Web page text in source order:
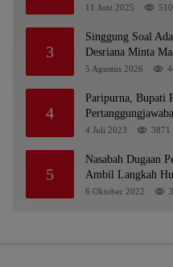
Batu
11 Juni 2025
3
Singgung Soal
Desriana Minta
5 Agustus 2026
4
Paripurna, Bupati
4 Juli 2023 3871
5
Nasabah Dugaan
Ambil Langkah
6 Oktober 2022